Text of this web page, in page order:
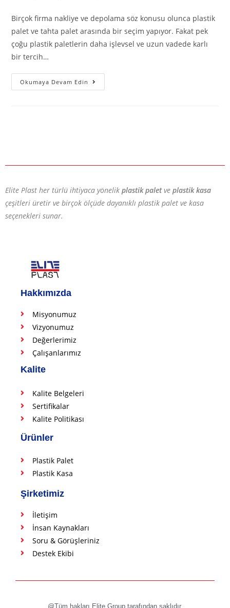
Birçok firma nakliye ve depolama söz konusu olunca plastik
palet ve tahta palet arasında bir seçim yapıyor. Fakat pek
çoğu plastik paletlerin daha işlevsel ve uzun vadede karlı
bir tercih…
Okumaya Devam Edin
Elite Plast her türlü ihtiyaca yönelik plastik paletve plastik kasa
çeşitleri üretir ve birçok ölçüde dayanıklı plastik palet ve kasa
seçenekleri sunar.
Hakkımızda
Misyonumuz
Vizyonumuz
Değerlerimiz
Çalışanlarımız
Kalite
Kalite Belgeleri
Sertifikalar
Kalite Politikası
Ürünler
Plastik Palet
Plastik Kasa
Şirketimiz
İletişim
İnsan Kaynakları
Soru & Görüşleriniz
Destek Ekibi
@Tüm hakları Elite Group tarafından saklıdır.